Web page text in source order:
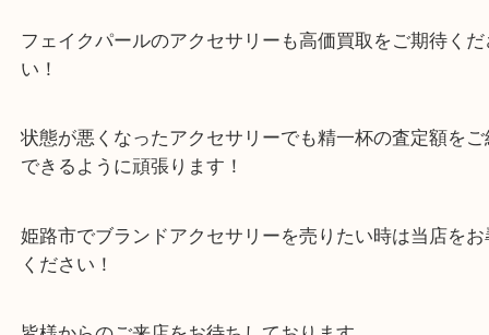
CHANEL シャネル ネックレス
CHANEL シャネル ネックレス（ CHANEL シャネル ネックレス
N/A
全て
ブランド シャネル 姫路市